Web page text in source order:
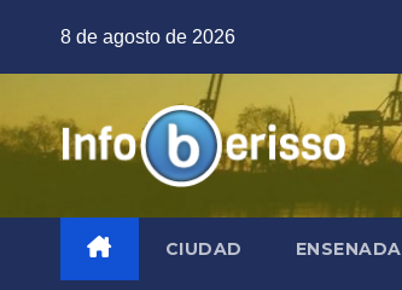
8 de agosto de 2026
CIUDAD ENSENADA